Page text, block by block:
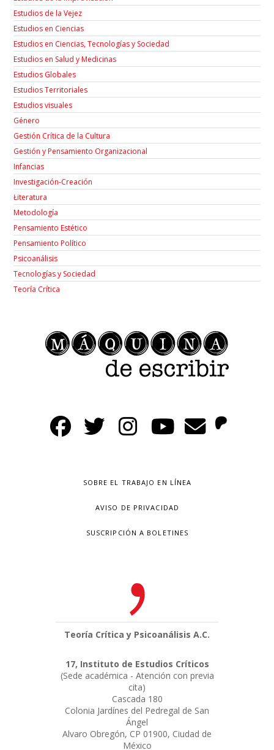
Estudios de la Vejez
Estudios en Ciencias
Estudios en Ciencias, Tecnologías y Sociedad
Estudios en Salud y Medicinas
Estudios Globales
Estudios Territoriales
Estudios visuales
Género
Gestión Crítica de la Cultura
Gestión y Pensamiento Organizacional
Infancias
Investigación-Creación
Łiteratura
Metodología
Pensamiento Estético
Pensamiento Político
Psicoanálisis
Tecnologías y Sociedad
Teoría Crítica
SOBRE EL TRABAJO EN LÍNEA
AVISO DE PRIVACIDAD
SUSCRIPCIÓN A BOLETINES
Teoría Crítica y Psicoanálisis A.C.
17, Instituto de Estudios Críticos
(Sede académica - Atención con previa
cita)
Cascada 180
Colonia Jardínes del Pedregal de San
Ángel
Alvaro Obregón, CP 01900, Ciudad de
México